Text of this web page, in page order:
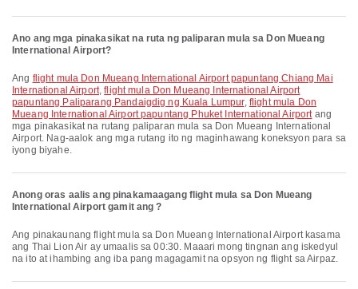
Ano ang mga pinakasikat na ruta ng paliparan mula sa Don Mueang
International Airport?
Ang flight mula Don Mueang International Airport papuntang Chiang Mai
International Airport,flight mula Don Mueang International Airport
papuntang Paliparang Pandaigdig ng Kuala Lumpur, flight mula Don
Mueang International Airport papuntang Phuket International Airportang
mga pinakasikat na rutang paliparan mula sa Don Mueang International
Airport. Nag-aalok ang mga rutang ito ng maginhawang koneksyon para sa
iyong biyahe.
Anong oras aalis ang pinakamaagang flight mula sa Don Mueang
International Airport gamit ang ?
Ang pinakaunang flight mula sa Don Mueang International Airport kasama
ang Thai Lion Air ay umaalis sa 00:30. Maaari mong tingnan ang iskedyul
na ito at ihambing ang iba pang magagamit na opsyon ng flight sa Airpaz.